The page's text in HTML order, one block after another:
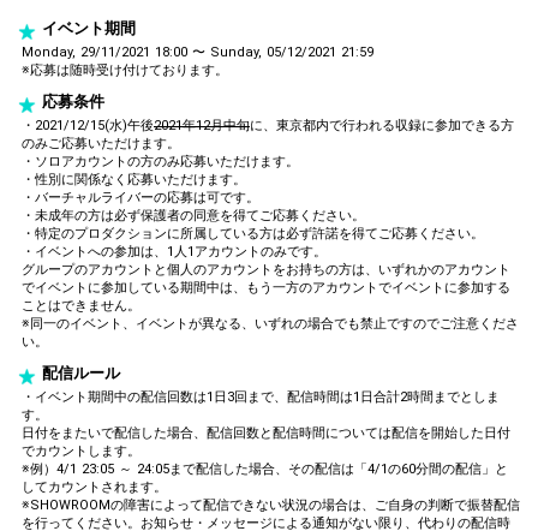
イベント期間
Monday, 29/11/2021 18:00 〜 Sunday, 05/12/2021 21:59
※応募は随時受け付けております。
応募条件
・2021/12/15(水)午後2021年12月中旬に、東京都内で行われる収録に参加できる方
のみご応募いただけます。
・ソロアカウントの方のみ応募いただけます。
・性別に関係なく応募いただけます。
・バーチャルライバーの応募は可です。
・未成年の方は必ず保護者の同意を得てご応募ください。
・特定のプロダクションに所属している方は必ず許諾を得てご応募ください。
・イベントへの参加は、1人1アカウントのみです。
グループのアカウントと個人のアカウントをお持ちの方は、いずれかのアカウント
でイベントに参加している期間中は、もう一方のアカウントでイベントに参加する
ことはできません。
※同一のイベント、イベントが異なる、いずれの場合でも禁止ですのでご注意くださ
い。
配信ルール
・イベント期間中の配信回数は1日3回まで、配信時間は1日合計2時間までとしま
す。
日付をまたいで配信した場合、配信回数と配信時間については配信を開始した日付
でカウントします。
※例）4/1 23:05 ～ 24:05まで配信した場合、その配信は「4/1の60分間の配信」と
してカウントされます。
※SHOWROOMの障害によって配信できない状況の場合は、ご自身の判断で振替配信
を行ってください。お知らせ・メッセージによる通知がない限り、代わりの配信時